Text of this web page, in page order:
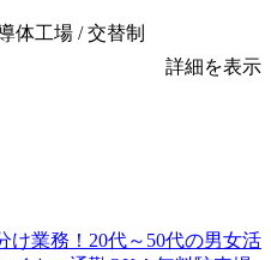
体工場 / 交替制
詳細を表示